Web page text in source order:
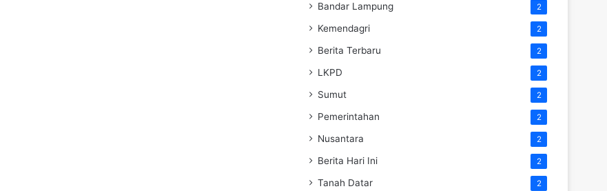
Bandar Lampung 2
Kemendagri 2
Berita Terbaru 2
LKPD 2
Sumut 2
Pemerintahan 2
Nusantara 2
Berita Hari Ini 2
Tanah Datar 2